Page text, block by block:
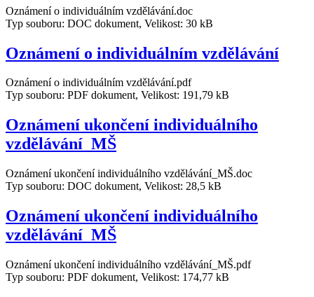
Oznámení o individuálním vzdělávání.doc
Typ souboru: DOC dokument, Velikost: 30 kB
Oznámení o individuálním vzdělávání
Oznámení o individuálním vzdělávání.pdf
Typ souboru: PDF dokument, Velikost: 191,79 kB
Oznámení ukončení individuálního
vzdělávání_MŠ
Oznámení ukončení individuálního vzdělávání_MŠ.doc
Typ souboru: DOC dokument, Velikost: 28,5 kB
Oznámení ukončení individuálního
vzdělávání_MŠ
Oznámení ukončení individuálního vzdělávání_MŠ.pdf
Typ souboru: PDF dokument, Velikost: 174,77 kB